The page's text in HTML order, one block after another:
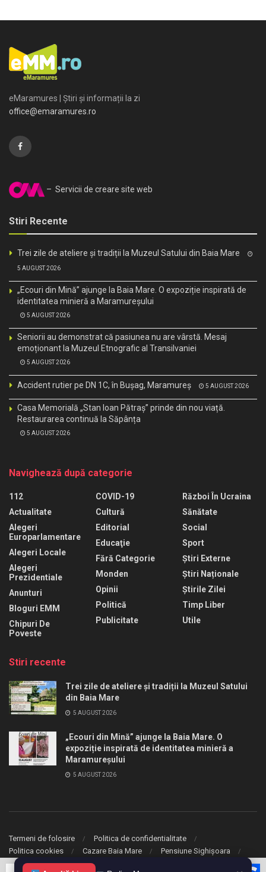
eMaramures | Știri și informații la zi
office@emaramures.ro
– Servicii de creare site web
Stiri Recente
Trei zile de ateliere și tradiții la Muzeul Satului din Baia Mare
5 AUGUST 2026
„Ecouri din Mină” ajunge la Baia Mare. O expoziție inspirată de
identitatea minieră a Maramureșului
5 AUGUST 2026
Seniorii au demonstrat că pasiunea nu are vârstă. Mesaj
emoționant la Muzeul Etnografic al Transilvaniei
5 AUGUST 2026
Accident rutier pe DN 1C, în Bușag, Maramureș 5 AUGUST 2026
Casa Memorială „Stan Ioan Pătraș” prinde din nou viață.
Restaurarea continuă la Săpânța
5 AUGUST 2026
Navighează după categorie
112
Actualitate
Alegeri
Europarlamentare
Alegeri Locale
Alegeri
Prezidentiale
Anunturi
Bloguri EMM
Chipuri De
Poveste
COVID-19
Cultură
Editorial
Educaţie
Fără Categorie
Monden
Opinii
Politică
Publicitate
Război În Ucraina
Sănătate
Social
Sport
Știri Externe
Știri Naționale
Știrile Zilei
Timp Liber
Utile
Stiri recente
Trei zile de ateliere și tradiții la Muzeul Satului
din Baia Mare
5 AUGUST 2026
„Ecouri din Mină” ajunge la Baia Mare. O
expoziție inspirată de identitatea minieră a
Maramureșului
5 AUGUST 2026
Termeni de folosire
Politica de confidentialitate
Politica cookies
Cazare Baia Mare Pensiune Sighișoara